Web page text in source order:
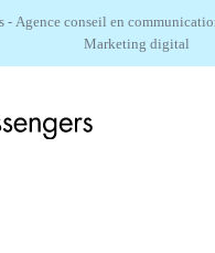
- Agence conseil en
Marketing digital